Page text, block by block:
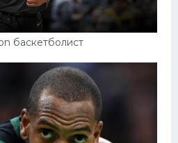
баскетболист